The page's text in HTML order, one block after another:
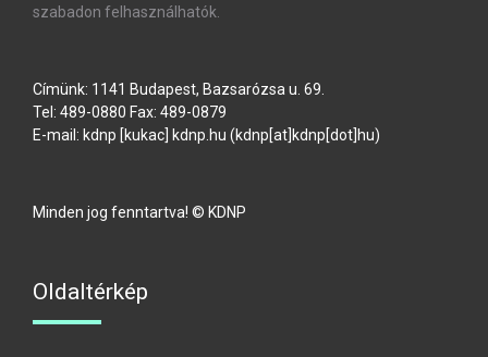
szabadon felhasználhatók.
Címünk: 1141 Budapest, Bazsarózsa u. 69.
Tel: 489-0880 Fax: 489-0879
E-mail: kdnp [kukac] kdnp.hu (kdnp[at]kdnp[dot]hu)
Minden jog fenntartva! © KDNP
Oldaltérkép